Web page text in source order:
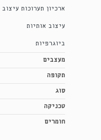
ארכיון תערוכות עיצוב
עיצוב אותיות
ביוגרפיות
מעצבים
תקופה
סוג
טכניקה
חומרים